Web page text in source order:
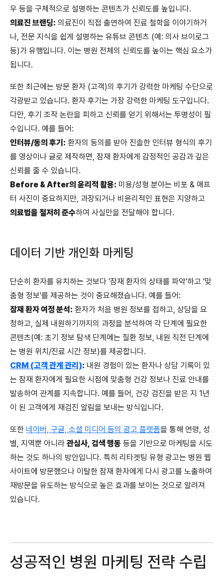
우 등을 구체적으로 설명하는 콘텐츠가 신뢰도를 높입니다.
의료진 브랜딩: 의료진이 직접 출연하여 진료 철학을 이야기하거
나, 전문 지식을 쉽게 설명하는 유튜브 콘텐츠 (예: 의사 브이로그
등)가 유행입니다. 이는 병원 전체의 신뢰도를 높이는 핵심 요소가
됩니다.
또한 최근에는 방문 환자 (고객)의 후기가 강력한 마케팅 수단으로
각광받고 있습니다. 환자 후기는 가장 강력한 마케팅 도구입니다.
다만, 후기 조작 논란을 피하고 신뢰를 얻기 위해서는 투명성이 필
수입니다. 예를 들어:
인터뷰/동의 후기: 환자의 동의를 받아 진솔한 인터뷰 형식의 후기
를 영상이나 글로 제작하면, 잠재 환자에게 감정적인 공감과 깊은
신뢰를 줄 수 있습니다.
Before & After의 윤리적 활용: 미용/성형 분야는 비포 & 애프
터 사진이 중요하지만, 과장되거나 비윤리적인 표현은 지양하고
의료법을 철저히 준수하여 사실만을 전달해야 합니다.
데이터 기반 개인화 마케팅
단순히 환자를 유치하는 것보다 '잠재 환자의 상태를 파악'하고 '맞
춤형 정보'를 제공하는 것이 중요해졌습니다. 예를 들어:
잠재 환자 여정 분석: 환자가 처음 병원 정보를 접하고, 상담을 요
청하고, 실제 내원하기까지의 과정을 분석하여 각 단계에 필요한
콘텐츠(예: 초기 정보 탐색 단계에는 질환 정보, 내원 직전 단계에
는 병원 위치/진료 시간 정보)를 제공합니다.
CRM (고객 관계 관리): 내원 경험이 있는 환자나 상담 기록이 있
는 잠재 환자에게 필요한 시점에 맞춤형 건강 정보나 진료 안내를
발송하여 관계를 지속합니다. 예를 들어, 건강 검진을 받은 지 1년
이 된 고객에게 재검진 알림을 보내는 방식입니다.
또한 네이버, 구글, 소셜 미디어 등의 광고 플랫폼을 통해 연령, 성
별, 지역뿐 아니라 관심사, 검색 행동 등을 기반으로 마케팅을 시도
하는 것도 하나의 방안입니다. 특히 리타겟팅 유형 광고는 병원 웹
사이트에 방문했으나 이탈한 잠재 환자에게 다시 광고를 노출하여
재방문을 유도하는 방식으로 높은 효과를 보이는 것으로 알려져
있습니다.
성공적인 병원 마케팅 전략 수립